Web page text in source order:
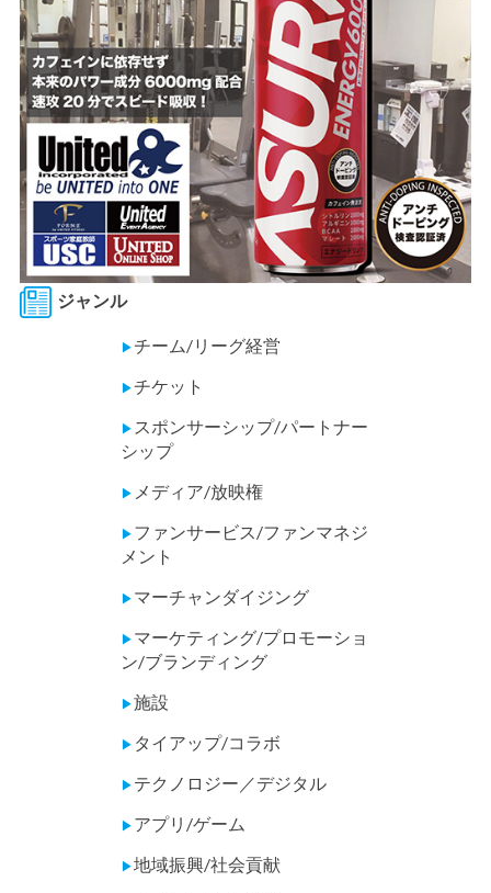
ジャンル
▶チーム/リーグ経営
▶チケット
▶ スポンサーシップ/パートナー
シップ
▶ メディア/放映権
▶ ファンサービス/ファンマネジ
メント
▶ マーチャンダイジング
▶ マーケティング/プロモーショ
ン/ブランディング
▶施設
▶ タイアップ/コラボ
▶ テクノロジー／デジタル
▶ アプリ/ゲーム
▶地域振興/社会貢献